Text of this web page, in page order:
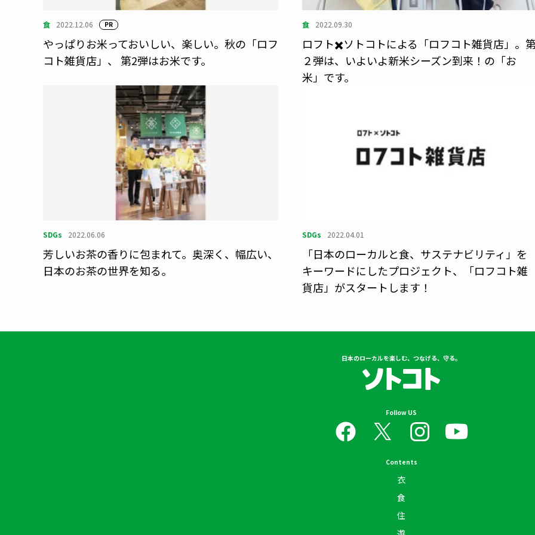
食 2022.12.06 PR
やっぱりお米っておいしい、楽しい。秋の「ロフ
コト雑貨店」、 第2弾はお米です。
食 2022.09.30
ロフト✖️ソトコトによる「ロフコト雑貨店」。
２弾は、いよいよ新米シーズン到来！の「お
米」です。
SDGs 2022.06.06
芳しいお茶の香りに包まれて。奥深く、幅広い、
日本のお茶の世界を知る。
SDGs 2022.04.01
「日本のローカルと食、サステナビリティ」を
キーワードにしたプロジェクト、「ロフコト雑
貨店」がスタートします！
日本のローカルを楽しむ、つなげる、守る。
Follow US
Contents
衣
食
住